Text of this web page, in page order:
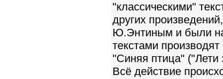
"классическими"
других
Ю.Энтиным и были
текстами
"Синяя птица" ("Лети
Всё действие